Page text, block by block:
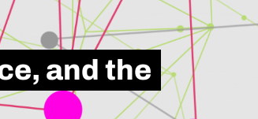
nos six années
du monde du
and the